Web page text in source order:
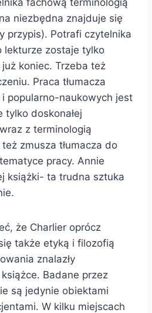
niezbędna znajduje się
przypis). Potrafi czytelnika
lekturze zostaje tylko
koniec. Trzeba też
Praca tłumacza
popularno-naukowych jest
tylko doskonałej
z terminologią
zmusza tłumacza do
pracy. Annie
książki- ta trudna sztuka
że Charlier oprócz
także etyką i filozofią
znalazły
Badane przez
są jedynie obiektami
W kilku miejscach